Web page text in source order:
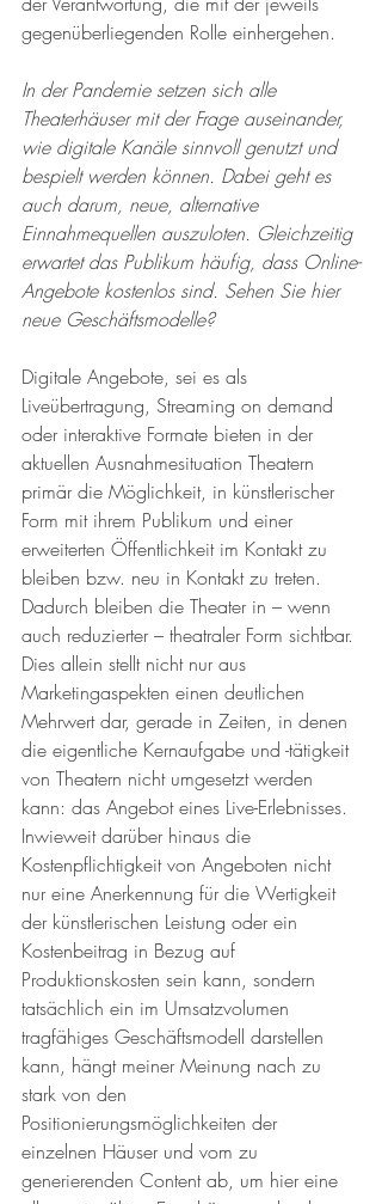
gegenüberliegenden Rolle einhergehen.
In der Pandemie setzen sich alle
Theaterhäuser mit der Frage auseinander,
wie digitale Kanäle sinnvoll genutzt und
bespielt werden können. Dabei geht es
auch darum, neue, alternative
Einnahmequellen auszuloten. Gleichzeitig
erwartet das Publikum häufig, dass Online-
Angebote kostenlos sind. Sehen Sie hier
neue Geschäftsmodelle?
Digitale Angebote, sei es als
Liveübertragung, Streaming on demand
oder interaktive Formate bieten in der
aktuellen Ausnahmesituation Theatern
primär die Möglichkeit, in künstlerischer
Form mit ihrem Publikum und einer
erweiterten Öffentlichkeit im Kontakt zu
bleiben bzw. neu in Kontakt zu treten.
Dadurch bleiben die Theater in – wenn
auch reduzierter – theatraler Form sichtbar.
Dies allein stellt nicht nur aus
Marketingaspekten einen deutlichen
Mehrwert dar, gerade in Zeiten, in denen
die eigentliche Kernaufgabe und -tätigkeit
von Theatern nicht umgesetzt werden
kann: das Angebot eines Live-Erlebnisses.
Inwieweit darüber hinaus die
Kostenpflichtigkeit von Angeboten nicht
nur eine Anerkennung für die Wertigkeit
der künstlerischen Leistung oder ein
Kostenbeitrag in Bezug auf
Produktionskosten sein kann, sondern
tatsächlich ein im Umsatzvolumen
tragfähiges Geschäftsmodell darstellen
kann, hängt meiner Meinung nach zu
stark von den
Positionierungsmöglichkeiten der
einzelnen Häuser und vom zu
generierenden Content ab, um hier eine